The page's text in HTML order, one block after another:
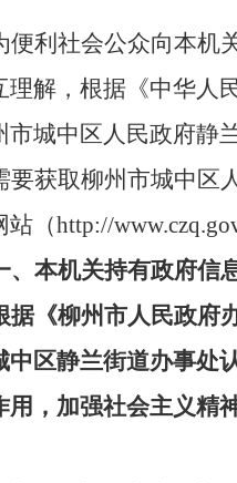
便利社会公众向本机
理解，根据《中华人
市城中区人民政府静
要获取柳州市城中区
站 （http://
、 本机关持有政府信
据《柳州市人民政府
中区静兰街道办事处
用，加强社会主义精